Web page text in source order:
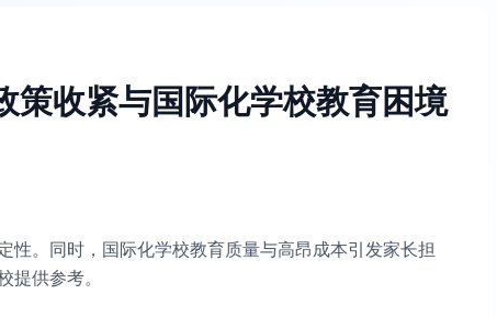
策收紧与国际化学校教育困境
性。同时，国际化学校教育质量与高昂成本引发家长担
供参考。